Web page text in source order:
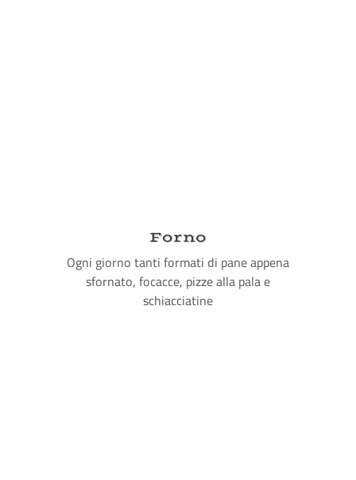
Forno
Ogni giorno tanti formati di pane appena
sfornato, focacce, pizze alla pala e
schiacciatine